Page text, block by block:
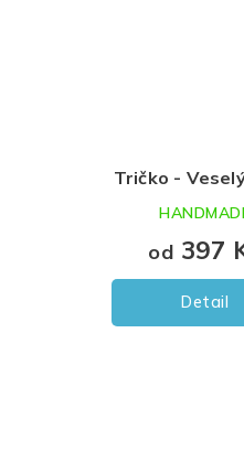
Tričko -
od 397
Detail